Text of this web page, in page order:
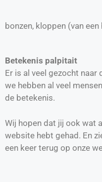
bonzen, kloppen (van een
Betekenis palpitait
Er is al veel gezocht
we hebben al veel
de betekenis.
Wij hopen dat jij ook wat
website hebt gehad. En
een keer terug op onze